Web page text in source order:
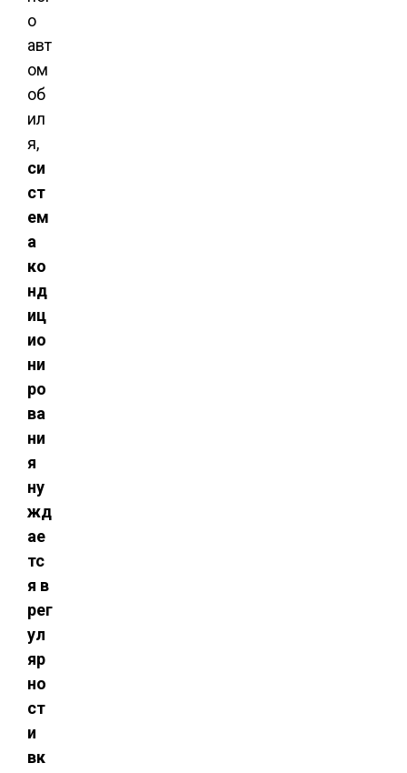
о
авт
ом
об
ил
я,
си
ст
ем
а
ко
нд
иц
ио
ни
ро
ва
ни
я
ну
жд
ае
тс
я в
рег
ул
яр
но
ст
и
вк